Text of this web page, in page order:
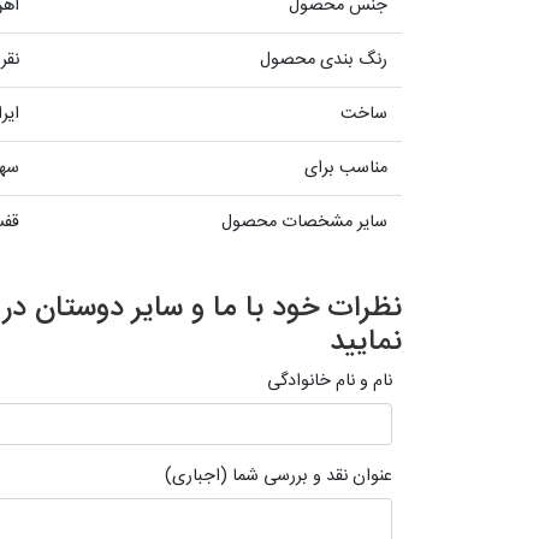
رنگ بندی محصول
ساخت
مناسب برای
سایر مشخصات محصول
نظرات خود با ما و سایر دوستان
نمایید
نام و نام خانوادگی
عنوان نقد و بررسی شما (اجباری)